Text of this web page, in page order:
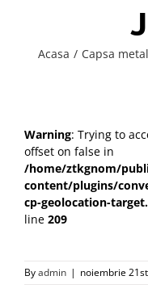
Acasa Capsa
Warning: Trying to
offset on false in
/home/ztkgnom/
content/plugins/
cp-geolocation-
line 209
Byadmin | noiembrie